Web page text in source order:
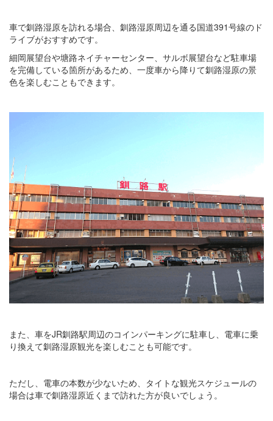
車で釧路湿原を訪れる場合、釧路湿原周辺を通る国道391号線のド
ライブがおすすめです。
細岡展望台や塘路ネイチャーセンター、サルボ展望台など駐車場
を完備している箇所があるため、一度車から降りて釧路湿原の景
色を楽しむこともできます。
また、車をJR釧路駅周辺のコインパーキングに駐車し、電車に乗
り換えて釧路湿原観光を楽しむことも可能です。
ただし、電車の本数が少ないため、タイトな観光スケジュールの
場合は車で釧路湿原近くまで訪れた方が良いでしょう。